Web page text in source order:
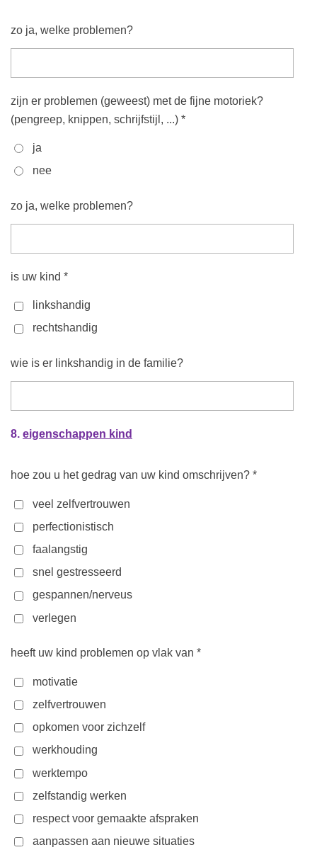
zo ja, welke problemen?
zijn er problemen (geweest) met de fijne motoriek?
(pengreep, knippen, schrijfstijl, ...) *
ja
nee
zo ja, welke problemen?
is uw kind *
linkshandig
rechtshandig
wie is er linkshandig in de familie?
8. eigenschappen kind
hoe zou u het gedrag van uw kind omschrijven? *
veel zelfvertrouwen
perfectionistisch
faalangstig
snel gestresseerd
gespannen/nerveus
verlegen
heeft uw kind problemen op vlak van *
motivatie
zelfvertrouwen
opkomen voor zichzelf
werkhouding
werktempo
zelfstandig werken
respect voor gemaakte afspraken
aanpassen aan nieuwe situaties